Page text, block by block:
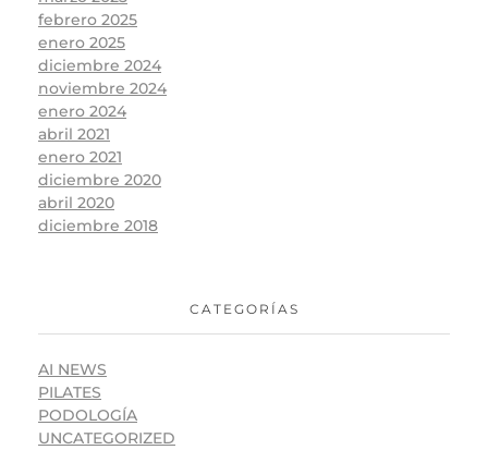
febrero 2025
enero 2025
diciembre 2024
noviembre 2024
enero 2024
abril 2021
enero 2021
diciembre 2020
abril 2020
diciembre 2018
CATEGORÍAS
AI NEWS
PILATES
PODOLOGÍA
UNCATEGORIZED